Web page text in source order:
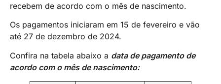
recebem de acordo com o mês de nascimento.
Os pagamentos iniciaram em 15 de fevereiro e vão
até 27 de dezembro de 2024.
Confira na tabela abaixo a data de pagamento de
acordo com o mês de nascimento: